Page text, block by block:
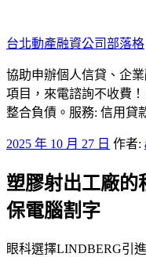
至
主
要
內
容
台北動產融資公司部落格
協助申辦個人信貸、企
項目，來電諮詢不收費
整合負債。服務: 信用貸
發
於
2025 年 10 月 27 日 作者:
塑膠射出工廠的
保電腦割字
眼科選擇LINDBERG引